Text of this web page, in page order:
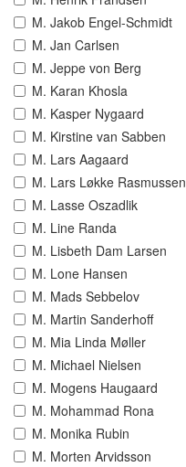
M. Jakob Engel-Schmidt
M. Jan Carlsen
M. Jeppe von Berg
M. Karan Khosla
M. Kasper Nygaard
M. Kirstine van Sabben
M. Lars Aagaard
M. Lars Løkke Rasmussen
M. Lasse Oszadlik
M. Line Randa
M. Lisbeth Dam Larsen
M. Lone Hansen
M. Mads Sebbelov
M. Martin Sanderhoff
M. Mia Linda Møller
M. Michael Nielsen
M. Mogens Haugaard
M. Mohammad Rona
M. Monika Rubin
M. Morten Arvidsson